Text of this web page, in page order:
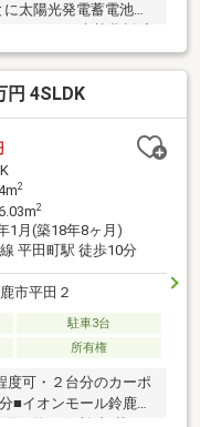
太陽光発電蓄電池導
物件問い合わせ数第
店で解決〇 当店は鈴
「0120-668-662」ま
スペースあり・駅近
内【＊当店では住宅
＊】
円 4SLDK
2
2
1月(築18年8ヶ月)
平田町駅 徒歩10分
市平田２
駐車3台
所有権
度可・２台分のカーポ
■イオンモール鈴鹿・